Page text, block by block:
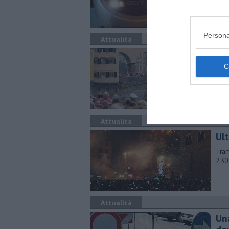
Attualità
La
Attualità
Attualità